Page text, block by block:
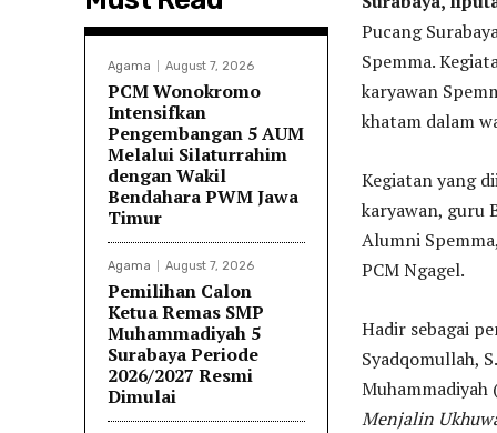
Agama August 7, 2026
PCM Wonokromo
Intensifkan
Pengembangan 5 AUM
Melalui Silaturrahim
dengan Wakil
Bendahara PWM Jawa
Timur
Agama August 7, 2026
Pemilihan Calon
Ketua Remas SMP
Muhammadiyah 5
Surabaya Periode
2026/2027 Resmi
Dimulai
Pucang
Spemma.
karyawan
khatam dalam
Kegiatan yang
karyawan, guru
Alumni
PCM Ngagel.
Hadir sebagai
Syadqomullah,
Muhammadiyah
Menjalin